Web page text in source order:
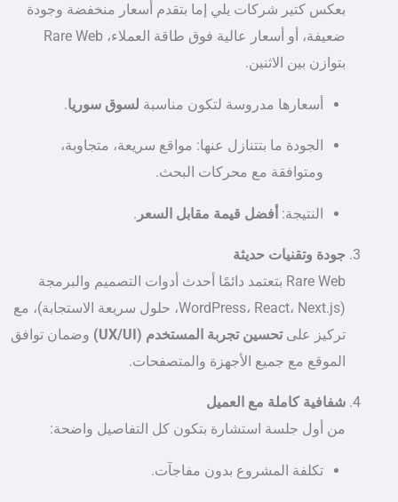
بعكس كتير شركات يلي إما بتقدم أسعار منخفضة وجودة
ضعيفة، أو أسعار عالية فوق طاقة العملاء، Rare Web
بتوازن بين الاثنين.
أسعارها مدروسة لتكون مناسبة لسوق سوريا.
الجودة ما بتتنازل عنها: مواقع سريعة، متجاوبة،
ومتوافقة مع محركات البحث.
النتيجة: أفضل قيمة مقابل السعر .
جودة وتقنيات حديثة
Rare Web بتعتمد دائمًا أحدث أدوات التصميم والبرمجة
(WordPress، React، Next.js، حلول سريعة الاستجابة)، مع
تركيز علىتحسين تجربة المستخدم (UX/UI)
وضمان توافق
الموقع مع جميع الأجهزة والمتصفحات.
شفافية كاملة مع العميل
من أول جلسة استشارة بتكون كل التفاصيل واضحة:
تكلفة المشروع بدون مفاجآت.